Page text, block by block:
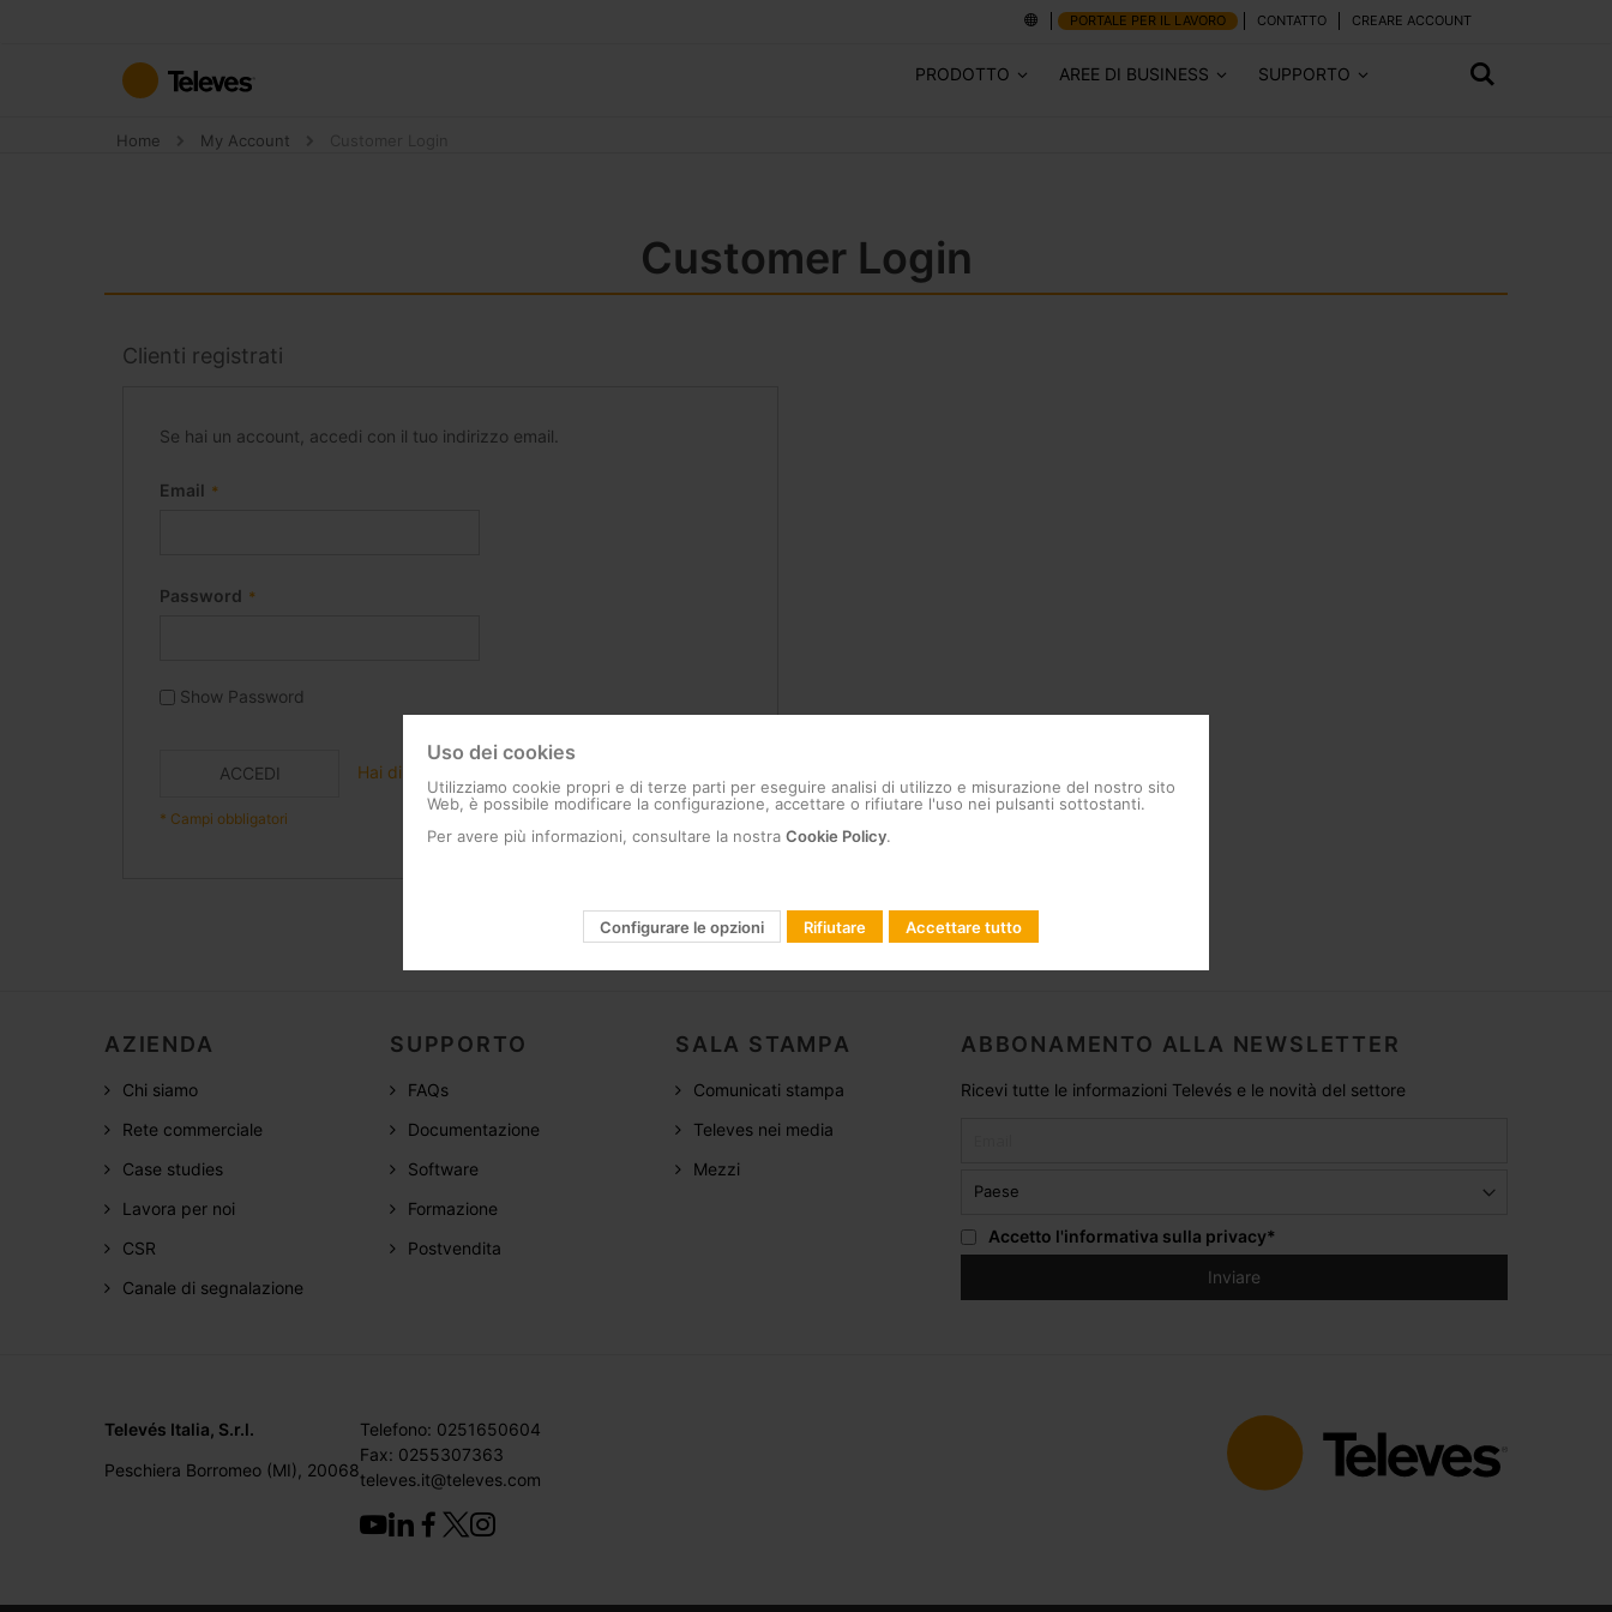
contenuto
PORTALE PER IL LAVORO CONTATTO CREARE ACCOUNT
PRODOTTO AREE DI BUSINESS SUPPORTO
Home My Account
Customer Login
Clienti registrati
Se hai un account, accedi con il tuo indirizzo email.
Email
Password
Show Password
ACCEDI Hai dimenticato la password?
AZIENDA
Chi siamo
Rete commerciale
Case studies
Lavora per noi
CSR
Canale di segnalazione
SUPPORTO
FAQs
Documentazione
Software
Formazione
Postvendita
SALA STAMPA
Comunicati stampa
Televes nei media
Mezzi
ABBONAMENTO ALLA NEWSLETTER
Ricevi tutte le informazioni Televés e le novità del settore
Accetto l'informativa sulla privacy*
Televés Italia, S.r.l.
Peschiera Borromeo (MI), 20068
Telefono: 0251650604
Fax: 0255307363
televes.it@televes.com
Uso dei cookies
Utilizziamo cookie propri e di terze parti per eseguire analisi di utilizzo e misurazione del nostro sito
Web, è possibile modificare la configurazione, accettare o rifiutare l'uso nei pulsanti sottostanti.
Per avere più informazioni, consultare la nostra Cookie Policy.
Configurare le opzioni Rifiutare Accettare tutto